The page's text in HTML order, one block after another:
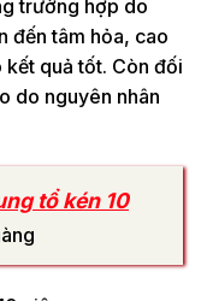
trường hợp do
đến tâm hỏa, cao
kết quả tốt. Còn đối
do nguyên nhân
tổ kén 10